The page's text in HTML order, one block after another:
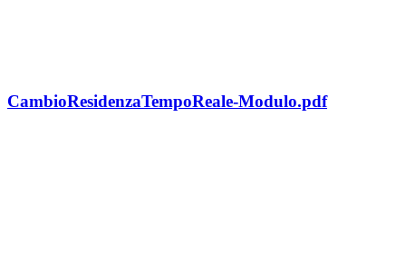
CambioResidenzaTempoReale-Modulo.pdf